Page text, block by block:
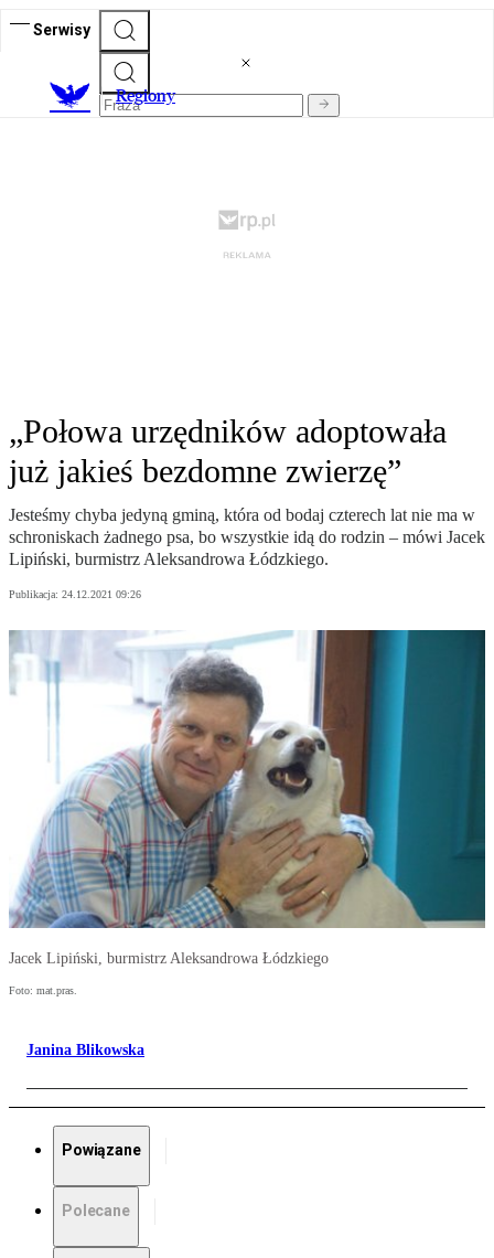
Serwisy
Regiony
„Połowa urzędników adoptowała
już jakieś bezdomne zwierzę”
Jesteśmy chyba jedyną gminą, która od bodaj czterech lat nie ma w
schroniskach żadnego psa, bo wszystkie idą do rodzin – mówi Jacek
Lipiński, burmistrz Aleksandrowa Łódzkiego.
Publikacja: 24.12.2021 09:26
Jacek Lipiński, burmistrz Aleksandrowa Łódzkiego
Foto: mat.pras.
Janina Blikowska
Powiązane
Polecane